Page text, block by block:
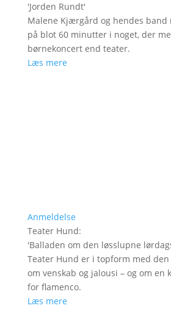
'Jorden Rundt'
Malene Kjærgård og hendes band
på blot 60 minutter i noget, der
børnekoncert end teater.
Læs mere
Anmeldelse
Teater Hund:
'Balladen om den løsslupne
Teater Hund er i topform med
om venskab og jalousi – og om en
for flamenco.
Læs mere